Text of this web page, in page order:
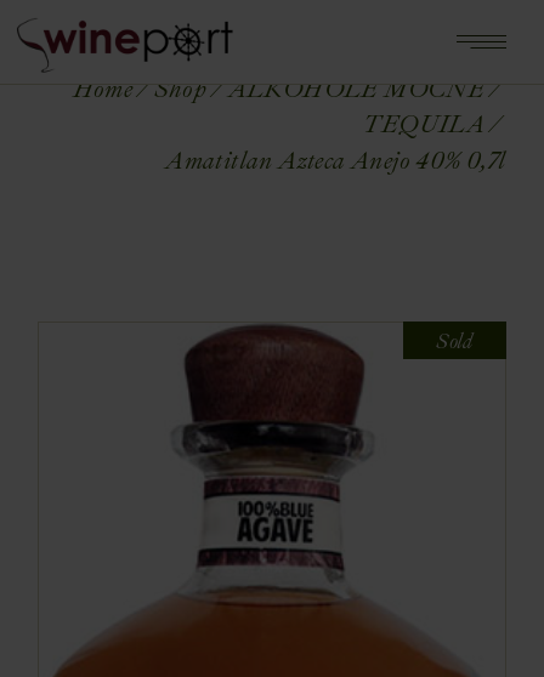
Home Shop
ALKOHOLE MOCNE
TEQUILA
Amatitlan Azteca Anejo 40% 0,7l
Sold